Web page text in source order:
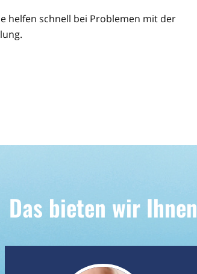
helfen schnell bei Problemen mit der
Das bieten wir Ihnen